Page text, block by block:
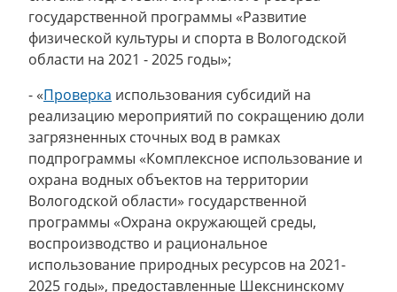
государственной программы «Развитие
физической культуры и спорта в Вологодской
области на 2021 - 2025 годы»;
- «Проверка использования субсидий на
реализацию мероприятий по сокращению доли
загрязненных сточных вод в рамках
подпрограммы «Комплексное использование и
охрана водных объектов на территории
Вологодской области» государственной
программы «Охрана окружающей среды,
воспроизводство и рациональное
использование природных ресурсов на 2021-
2025 годы», предоставленные Шекснинскому